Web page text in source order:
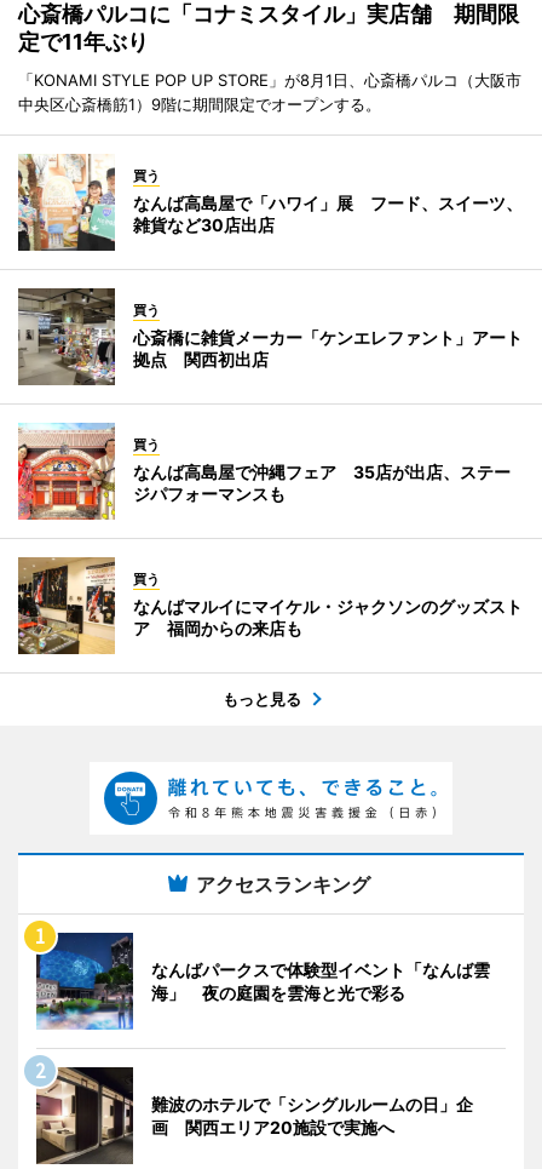
心斎橋パルコに「コナミスタイル」実店舗 期間限
定で11年ぶり
「KONAMI STYLE POP UP STORE」が8月1日、心斎橋パルコ（大阪市
中央区心斎橋筋1）9階に期間限定でオープンする。
買う
なんば高島屋で「ハワイ」展 フード、スイーツ、
雑貨など30店出店
買う
心斎橋に雑貨メーカー「ケンエレファント」アート
拠点 関西初出店
買う
なんば高島屋で沖縄フェア 35店が出店、ステー
ジパフォーマンスも
買う
なんばマルイにマイケル・ジャクソンのグッズスト
ア 福岡からの来店も
もっと見る
アクセスランキング
なんばパークスで体験型イベント「なんば雲
海」 夜の庭園を雲海と光で彩る
難波のホテルで「シングルルームの日」企
画 関西エリア20施設で実施へ